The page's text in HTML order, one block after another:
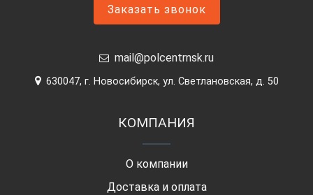
Заказать звонок
mail@polcentrnsk.ru
630047, г. Новосибирск, ул. Светлановская, д. 50
КОМПАНИЯ
О компании
Доставка и оплата